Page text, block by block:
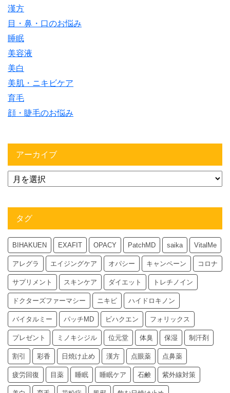
漢方
目・鼻・口のお悩み
睡眠
美容液
美白
美肌・ニキビケア
育毛
顔・睫毛のお悩み
アーカイブ
タグ
BIHAKUEN EXAFIT OPACY PatchMD saika VitalMe
アレグラ エイジングケア オパシー キャンペーン コロナ
サプリメント スキンケア ダイエット トレチノイン
ドクターズファーマシー ニキビ ハイドロキノン
バイタルミー パッチMD ビハクエン フォリックス
プレゼント ミノキシジル 位元堂 体臭 保湿 制汗剤
割引 彩香 日焼け止め 漢方 点眼薬 点鼻薬
疲労回復 目薬 睡眠 睡眠ケア 石鹸 紫外線対策